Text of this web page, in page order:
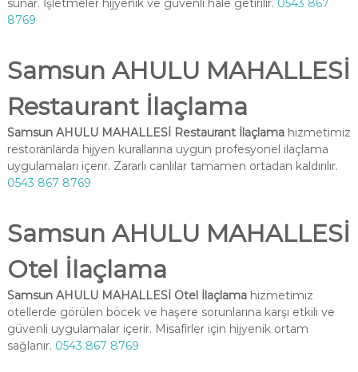
sunar. İşletmeler hijyenik ve güvenli hale getirilir. 0543 867
8769
Samsun AHULU MAHALLESİ
Restaurant İlaçlama
Samsun AHULU MAHALLESİ Restaurant İlaçlamahizmetimiz
restoranlarda hijyen kurallarına uygun profesyonel ilaçlama
uygulamaları içerir. Zararlı canlılar tamamen ortadan kaldırılır.
0543 867 8769
Samsun AHULU MAHALLESİ
Otel İlaçlama
Samsun AHULU MAHALLESİ Otel İlaçlamahizmetimiz
otellerde görülen böcek ve haşere sorunlarına karşı etkili ve
güvenli uygulamalar içerir. Misafirler için hijyenik ortam
sağlanır. 0543 867 8769